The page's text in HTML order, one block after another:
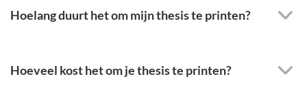
Hoelang duurt het om mijn thesis te printen?
Hoeveel kost het om je thesis te printen?